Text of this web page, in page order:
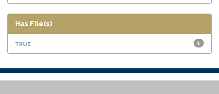
Has File(s)
1
true